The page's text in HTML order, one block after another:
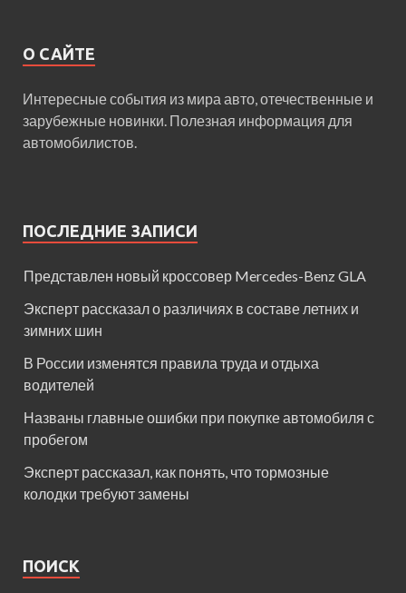
О САЙТЕ
Интересные события из мира авто, отечественные и
зарубежные новинки. Полезная информация для
автомобилистов.
ПОСЛЕДНИЕ ЗАПИСИ
Представлен новый кроссовер Mercedes-Benz GLA
Эксперт рассказал о различиях в составе летних и
зимних шин
В России изменятся правила труда и отдыха
водителей
Названы главные ошибки при покупке автомобиля с
пробегом
Эксперт рассказал, как понять, что тормозные
колодки требуют замены
ПОИСК